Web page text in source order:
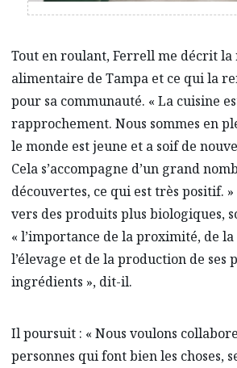
Tout en roulant, Ferrell me décrit
alimentaire de Tampa et ce qui la
pour sa communauté. « La cuisine
rapprochement. Nous sommes en
le monde est jeune et a soif de
Cela s’accompagne d’un grand
découvertes, ce qui est très positif.
vers des produits plus biologiques,
« l’importance de la proximité, de
l’élevage et de la production de ses
ingrédients », dit-il.
Il poursuit : « Nous voulons
personnes qui font bien les choses,